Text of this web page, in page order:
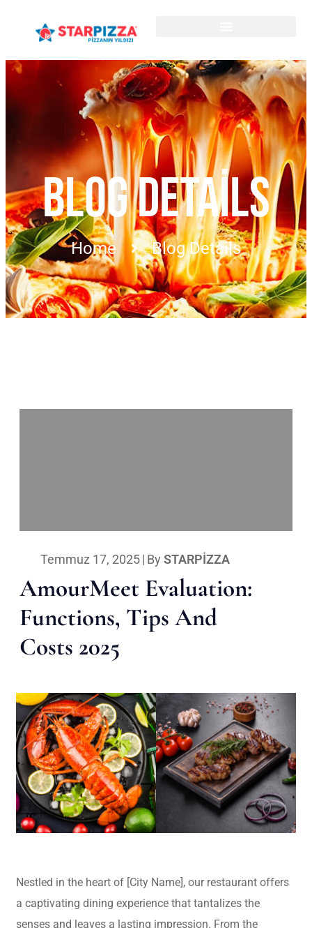
BLOG DETAILS
Home Blog Details
Temmuz 17, 2025| By STARPIZZA
AmourMeet Evaluation:
Functions, Tips And
Costs 2025
Nestled in the heart of [City Name], our restaurant offers
a captivating dining experience that tantalizes the
senses and leaves a lasting impression. From the